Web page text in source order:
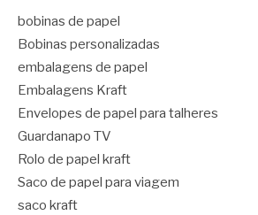
bobinas de papel
Bobinas personalizadas
embalagens de papel
Embalagens Kraft
Envelopes de papel para talheres
Guardanapo TV
Rolo de papel kraft
Saco de papel para viagem
saco kraft